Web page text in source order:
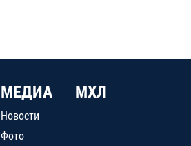
МЕДИА
Новости
Фото
МХЛ